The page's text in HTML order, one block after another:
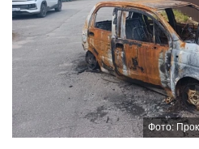
Фото: